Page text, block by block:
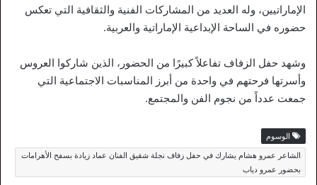
الإماراتيين، وله العديد من المشاركات الفنية والثقافية التي تعكس
حضوره في الساحة الإبداعية الإماراتية والعربية.
وشهد حفل الزفاف تفاعلاً كبيرًا من الحضور، الذين شاركوا العروس
وأسرتها فرحتهم في واحدة من أبرز المناسبات الاجتماعية التي
جمعت عدداً من نجوم الفن والمجتمع.
الوسوم
الشاعر عمرو هشام يشارك في حفل زفاف نجلة شقيق الفنان عماد زيادة بسفح الأهرامات
بحضور عمرو دياب